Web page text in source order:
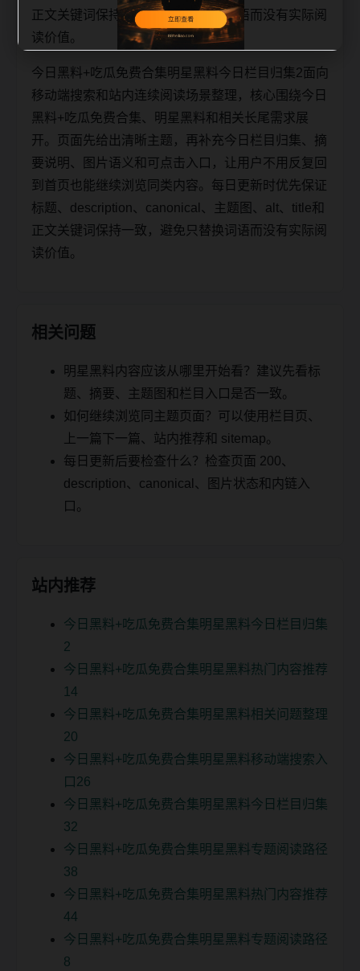
正文关键词保持一致，避免只替换词语而没有实际阅
读价值。
今日黑料+吃瓜免费合集明星黑料今日栏目归集2面向
移动端搜索和站内连续阅读场景整理，核心围绕今日
黑料+吃瓜免费合集、明星黑料和相关长尾需求展
开。页面先给出清晰主题，再补充今日栏目归集、摘
要说明、图片语义和可点击入口，让用户不用反复回
到首页也能继续浏览同类内容。每日更新时优先保证
标题、description、canonical、主题图、alt、title和
正文关键词保持一致，避免只替换词语而没有实际阅
读价值。
相关问题
明星黑料内容应该从哪里开始看？建议先看标
题、摘要、主题图和栏目入口是否一致。
如何继续浏览同主题页面？可以使用栏目页、
上一篇下一篇、站内推荐和 sitemap。
每日更新后要检查什么？检查页面 200、
description、canonical、图片状态和内链入
口。
站内推荐
今日黑料+吃瓜免费合集明星黑料今日栏目归集
2
今日黑料+吃瓜免费合集明星黑料热门内容推荐
14
今日黑料+吃瓜免费合集明星黑料相关问题整理
20
今日黑料+吃瓜免费合集明星黑料移动端搜索入
口26
今日黑料+吃瓜免费合集明星黑料今日栏目归集
32
今日黑料+吃瓜免费合集明星黑料专题阅读路径
38
今日黑料+吃瓜免费合集明星黑料热门内容推荐
44
今日黑料+吃瓜免费合集明星黑料专题阅读路径
8